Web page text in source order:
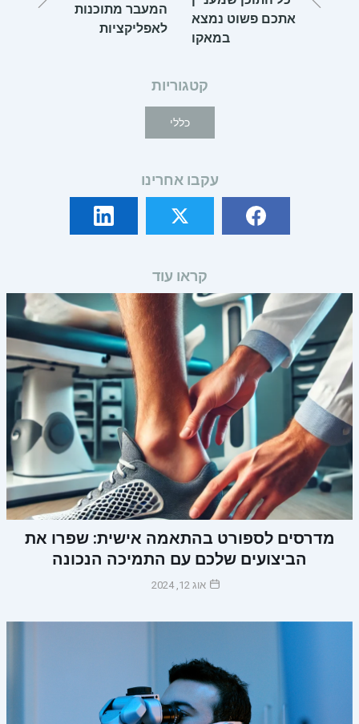
אתכם פשוט נמצא
במאקו
המעבר מתוכנות
לאפליקציות
קטגוריות
כללי
עקבו אחרינו
קראו עוד
מדרסים לספורט בהתאמה אישית: שפרו את
הביצועים שלכם עם התמיכה הנכונה
אוג 12, 2024